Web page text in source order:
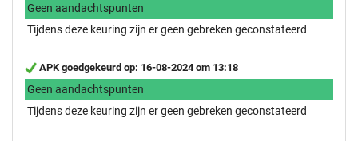
Geen aandachtspunten
Tijdens deze keuring zijn er geen gebreken geconstateerd
APK goedgekeurd op: 16-08-2024 om 13:18
Geen aandachtspunten
Tijdens deze keuring zijn er geen gebreken geconstateerd